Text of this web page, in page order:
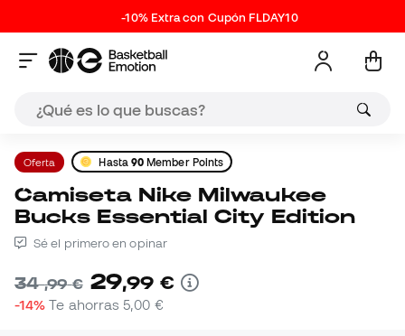
-10% Extra con Cupón FLDAY10
Oferta Hasta 90 Member Points
Camiseta Nike Milwaukee
Bucks Essential City Edition
Sé el primero en opinar
34,99 € 29,99 €
-14% Te ahorras5,00 €